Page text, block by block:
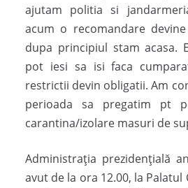
ajutam politia si
acum o recomandare
dupa principiul stam acasa.
pot iesi sa isi faca
restrictii devin obligatii. Am
perioada sa pregatim pt
carantina/izolare masuri de
Administraţia prezidenţială
avut de la ora 12.00, la